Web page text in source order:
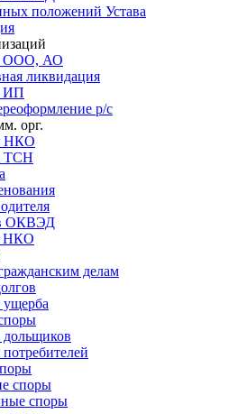
положений Устава
ООО, АО
ликвидация
ИП
р/с
орг.
НКО
ТСН
ОКВЭД
НКО
делам
споры
споры